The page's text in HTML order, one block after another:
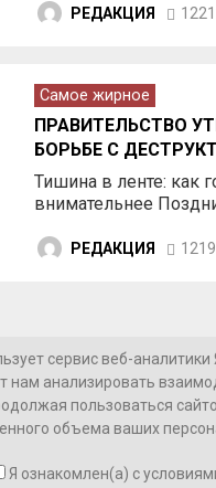
РЕДАКЦИЯ
Самое жирное
ПРАВИТЕЛЬСТВО
БОРЬБЕ С
Тишина в ленте: как
внимательнее
РЕДАКЦИЯ
СВО НОВОСТИ В
сервис веб-
нам анализировать
пользоваться
объема ваших
Я ознакомлен(а) с